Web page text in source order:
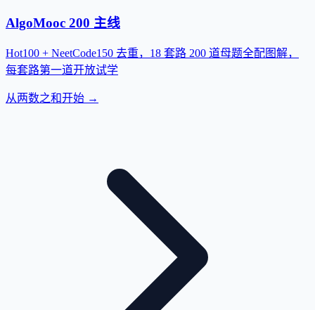
AlgoMooc 200 主线
Hot100 + NeetCode150 去重，18 套路 200 道母题全配图解，
每套路第一道开放试学
从两数之和开始 →